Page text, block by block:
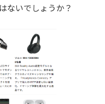
ないでしょうか？